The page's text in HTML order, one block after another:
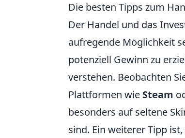
Die besten Tipps zum
Der Handel und das
aufregende Möglichkeit
potenziell Gewinn zu
verstehen. Beobachten
Plattformen wie Steam
besonders auf seltene
sind. Ein weiterer Tipp